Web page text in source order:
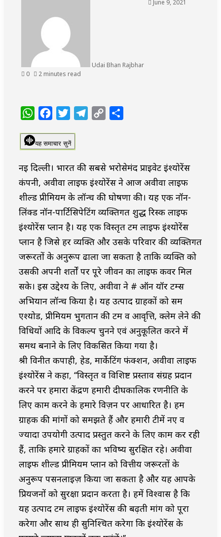
Udai Bhan Rajbhar
June 9, 2021
0 2 minutes read
WhatsAppFacebookTwitterTelegram
Copy
यह समाचार सुनें
नई दिल्ली। भारत की सबसे भरोसेमंद प्राईवेट इंश्योरेंस
कंपनी, अवीवा लाईफ इंश्योरेंस ने आज अवीवा लाईफ
शील्ड प्रीमियम के लॉन्च की घोषणा की। यह एक नॉन-
लिंक्ड नॉन-पार्टिसिपेटिंग व्यक्तिगत शुद्ध रिस्क लाईफ
इंश्योरेंस प्लान है। यह एक विस्तृत टर्म लाईफ इंश्योरेंस
प्लान है जिसे हर व्यक्ति और उसके परिवार की व्यक्तिगत
जरूरतों के अनुरूप ढाला जा सकता है ताकि व्यक्ति को
उसकी अपनी शर्तों पर पूरे जीवन का लाईफ कवर मिल
सके। इस उद्देश्य के लिए, अवीवा ने # ऑन यॉर टर्म्स
अभियान लॉन्च किया है। यह उत्पाद ग्राहकों को सम
एश्योर्ड, प्रीमियम भुगतान की टर्म व आवृत्ति, क्लेम लेने की
विधियों आदि के विकल्प चुनने एवं अनुकूलित करने में
समर्थ बनाने के लिए विकसित किया गया है।
श्री विनीत कपाही, हेड, मार्केटिंग फंक्शन, अवीवा लाईफ
इंश्योरेंस ने कहा, ‘‘विस्तृत व विशिष्ट प्रस्ताव संग्रह प्रदान
करने पर हमारा केंद्रण हमारी दीर्घकालिक रणनीति के
लिए काम करने के हमारे विज़न पर आधारित है। हम
ग्राहक की मांगों को समझते हैं और हमारी टीमें नए व
ज्यादा उपयोगी उत्पाद प्रस्तुत करने के लिए काम कर रही
हैं, ताकि हमारे ग्राहकों का भविष्य सुरक्षित रहे। अवीवा
लाईफ शील्ड प्रीमियम प्लान को वित्तीय जरूरतों के
अनुरूप पर्सनलाईज़ किया जा सकता है और यह आपके
प्रियजनों को सुरक्षा प्रदान करता है। हमें विश्वास है कि
यह उत्पाद टर्म लाईफ इंश्योरेंस की बढ़ती मांग को पूरा
करेगा और साथ ही सुनिश्चित करेगा कि इंश्योरेंस के